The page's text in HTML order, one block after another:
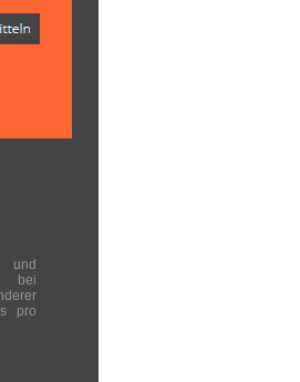
bei
pro